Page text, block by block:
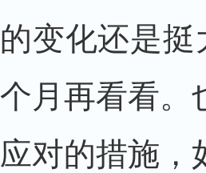
的变化还是
个月再看看。
应对的措施，